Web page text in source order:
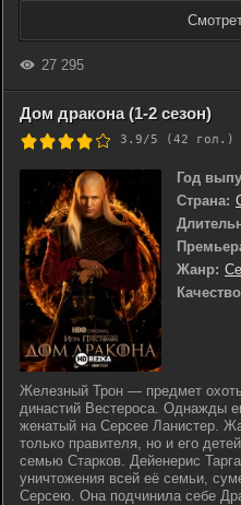
27 295
Дом дракона (1-2 сезон)
3.9/5 (42 гол.)
Год
Страна:
Жанр:
Железный Трон — предмет
династий Вестероса. Однажды
женатый на Серсее Ланистер.
только правителя, но и его
семью Старков. Дейенерис
уничтожения всей её семьи,
Серсею. Она подчинила себе